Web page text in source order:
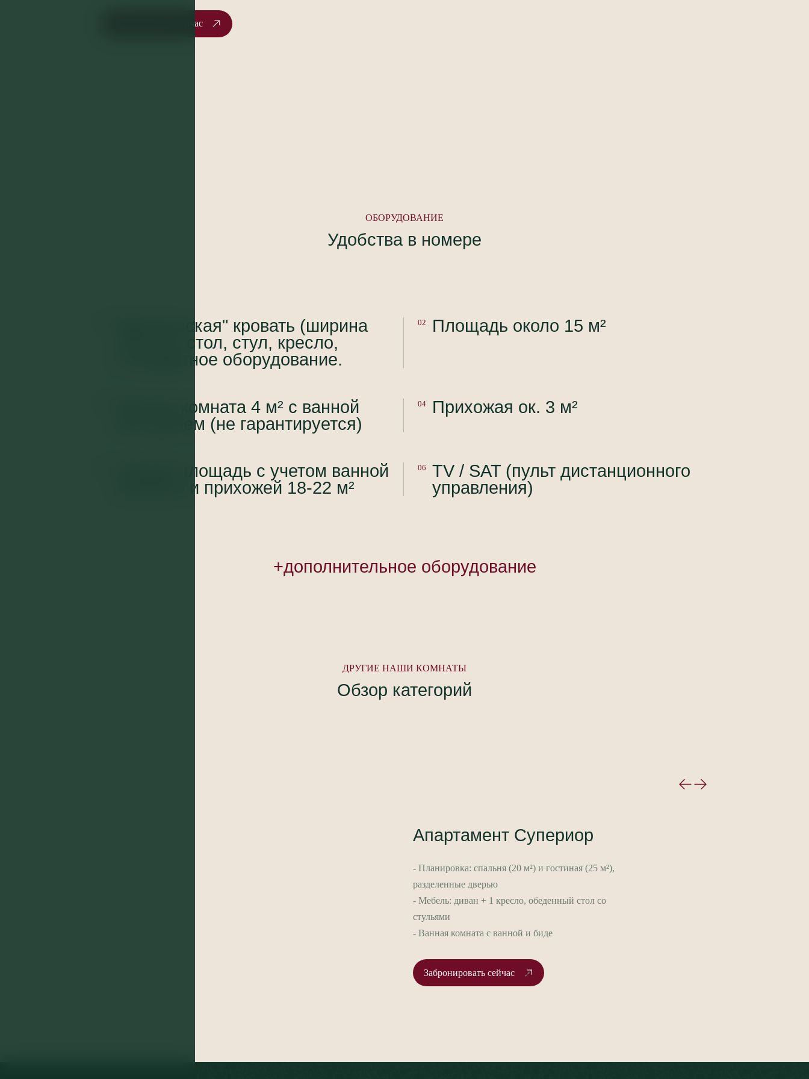
Забронировать сейчас
ОБОРУДОВАНИЕ
Удобства в номере
Французская" кровать (ширина
140 см), стол, стул, кресло,
стандартное оборудование.
02 Площадь около 15 м²
Ванная комната 4 м² с ванной
или душем (не гарантируется)
04 Прихожая ок. 3 м²
Общая площадь с учетом ванной
комнаты и прихожей 18-22 м²
06
TV / SAT (пульт дистанционного
управления)
+дополнительное оборудование
ДРУГИЕ НАШИ КОМНАТЫ
Обзор категорий
Апартамент Супериор
- Планировка: спальня (20 м²) и гостиная (25 м²),
разделенные дверью
- Мебель: диван + 1 кресло, обеденный стол со
стульями
- Ванная комната с ванной и биде
Забронировать сейчас